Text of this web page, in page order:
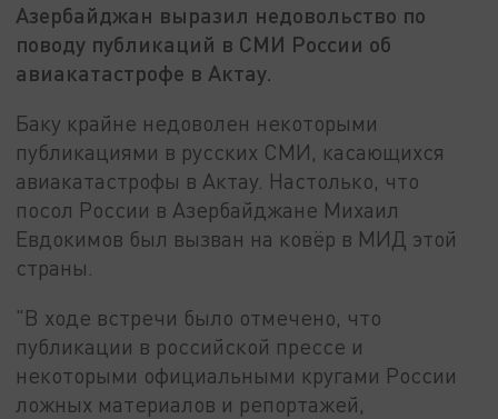
Азербайджан выразил недовольство по
поводу публикаций в СМИ России об
авиакатастрофе в Актау.
Баку крайне недоволен некоторыми
публикациями в русских СМИ, касающихся
авиакатастрофы в Актау. Настолько, что
посол России в Азербайджане Михаил
Евдокимов был вызван на ковёр в МИД этой
страны.
"В ходе встречи было отмечено, что
публикации в российской прессе и
некоторыми официальными кругами России
ложных материалов и репортажей,